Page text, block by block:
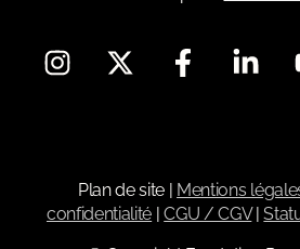
Plan de site Mentions
confidentialité |CGU / CGV|